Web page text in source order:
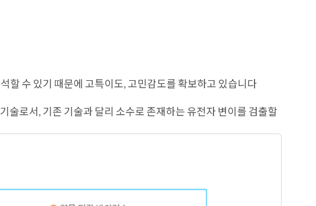
할 수 있기 때문에 고특이도, 고민감도를 확보하고 있습니다
로서, 기존 기술과 달리 소수로 존재하는 유전자 변이를 검출할